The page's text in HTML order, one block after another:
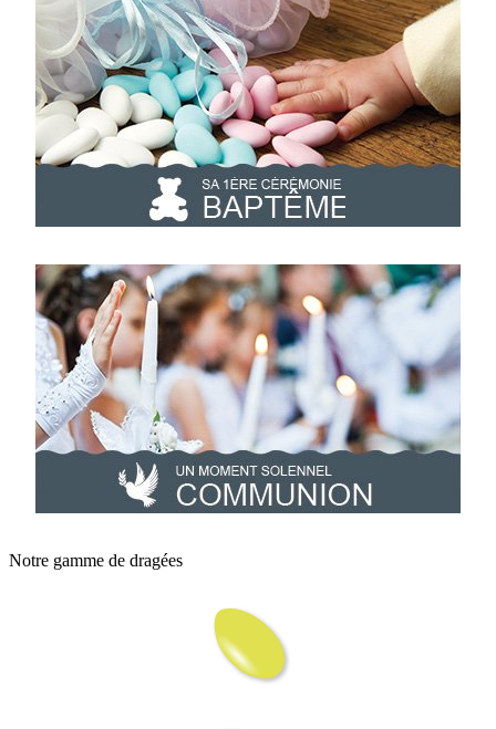
Notre gamme de dragées